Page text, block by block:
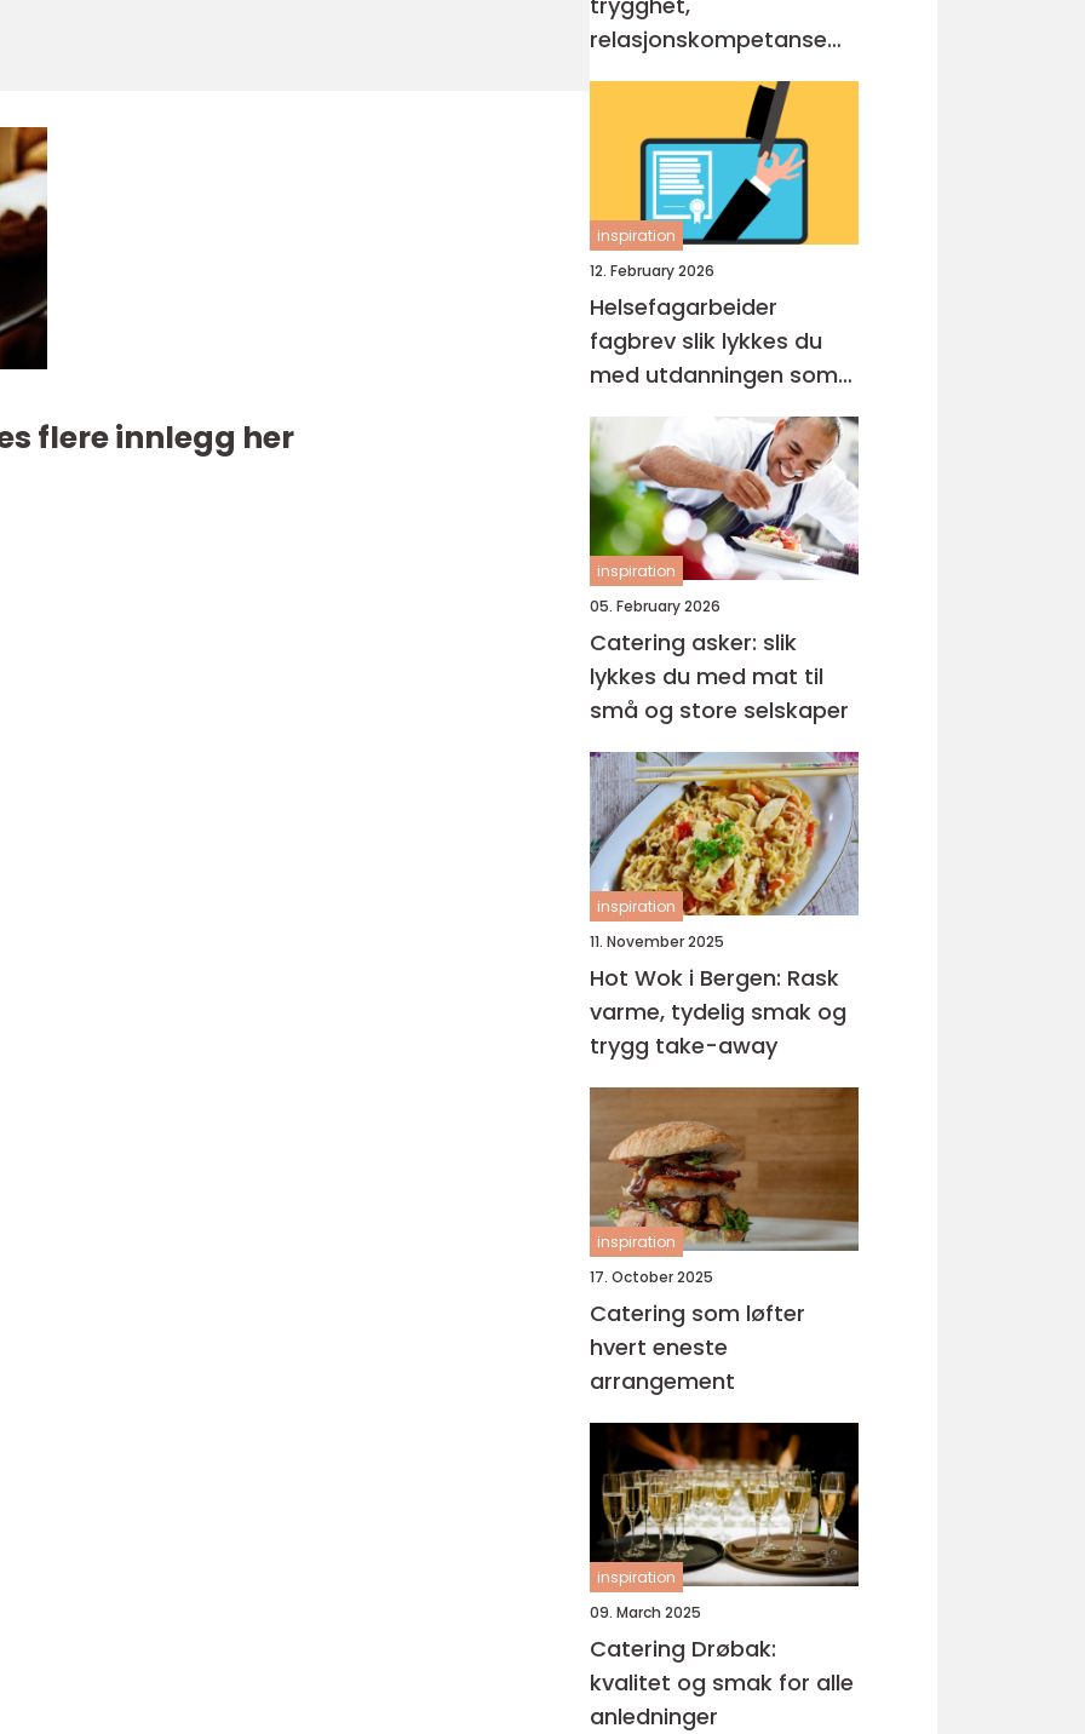
flere innlegg her
relasjonskompetanse
og praktiske ferdigheter
inspiration
12. February 2026
Helsefagarbeider
fagbrev slik lykkes du
med utdanningen som
voksen
inspiration
05. February 2026
Catering asker: slik
lykkes du med mat til
små og store selskaper
inspiration
11. November 2025
Hot Wok i Bergen: Rask
varme, tydelig smak og
trygg take-away
inspiration
17. October 2025
Catering som løfter
hvert eneste
arrangement
inspiration
09. March 2025
Catering Drøbak:
kvalitet og smak for alle
anledninger